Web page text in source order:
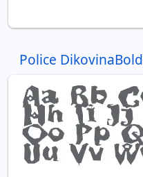
Police DikovinaBold